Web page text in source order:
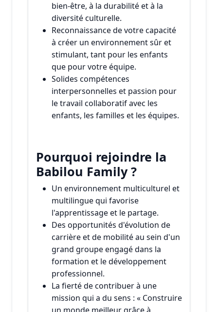
bien-être, à la durabilité et à la
diversité culturelle.
Reconnaissance de votre capacité
à créer un environnement sûr et
stimulant, tant pour les enfants
que pour votre équipe.
Solides compétences
interpersonnelles et passion pour
le travail collaboratif avec les
enfants, les familles et les équipes.
Pourquoi rejoindre la
Babilou Family ?
Un environnement multiculturel et
multilingue qui favorise
l'apprentissage et le partage.
Des opportunités d'évolution de
carrière et de mobilité au sein d'un
grand groupe engagé dans la
formation et le développement
professionnel.
La fierté de contribuer à une
mission qui a du sens : « Construire